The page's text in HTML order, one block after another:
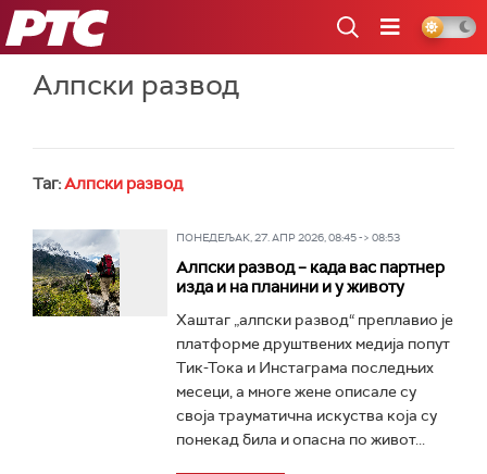
РТС
Алпски развод
Таг:Алпски развод
ПОНЕДЕЉАК, 27. АПР 2026, 08:45 -> 08:53
Алпски развод – када вас партнер
изда и на планини и у животу
Хаштаг „алпски развод“ преплавио је
платформе друштвених медија попут
Тик-Тока и Инстаграма последњих
месеци, а многе жене описале су
своја трауматична искуства која су
понекад била и опасна по живот...